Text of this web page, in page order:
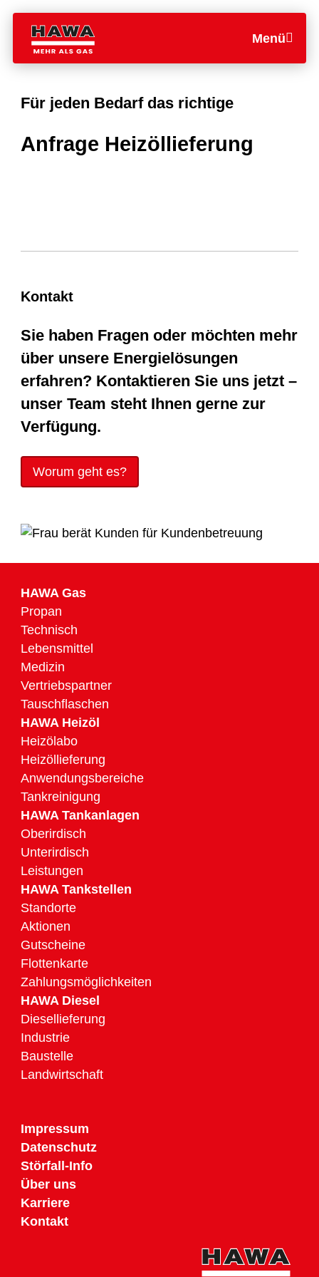
Menü
Für jeden Bedarf das richtige
Anfrage Heizöllieferung
Kontakt
Sie haben Fragen oder möchten mehr
über unsere Energielösungen
erfahren? Kontaktieren Sie uns jetzt –
unser Team steht Ihnen gerne zur
Verfügung.
Worum geht es?
HAWA Gas
Propan
Technisch
Lebensmittel
Medizin
Vertriebspartner
Tauschflaschen
HAWA Heizöl
Heizölabo
Heizöllieferung
Anwendungsbereiche
Tankreinigung
HAWA Tankanlagen
Oberirdisch
Unterirdisch
Leistungen
HAWA Tankstellen
Standorte
Aktionen
Gutscheine
Flottenkarte
Zahlungsmöglichkeiten
HAWA Diesel
Diesellieferung
Industrie
Baustelle
Landwirtschaft
Impressum
Datenschutz
Störfall-Info
Über uns
Karriere
Kontakt